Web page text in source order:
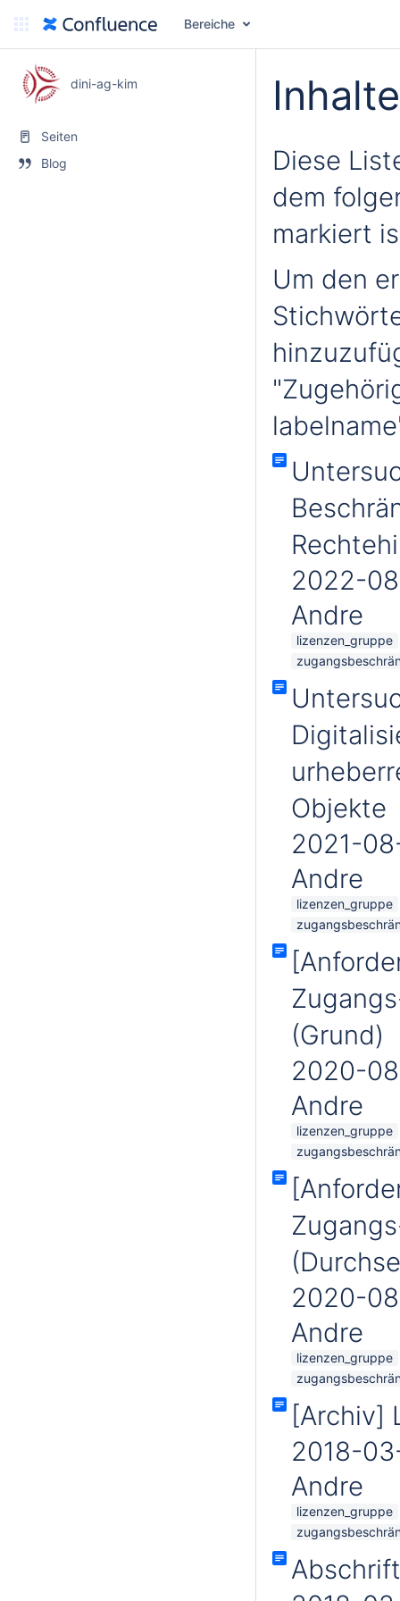
Bereiche
dini-ag-kim
Seiten
Blog
Diese
dem
markiert
Um den
2022-
Andre
lizenzen_gruppe
Objekte
2021-
Andre
lizenzen_gruppe
(Grund)
2020-
Andre
lizenzen_gruppe
2020-
Andre
lizenzen_gruppe
[Archiv]
2018-
Andre
lizenzen_gruppe